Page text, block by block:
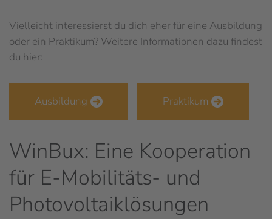
Vielleicht interessierst du dich eher für eine Ausbildung
oder ein Praktikum? Weitere Informationen dazu findest
du hier:
Ausbildung Praktikum
WinBux: Eine Kooperation
für E-Mobilitäts- und
Photovoltaiklösungen